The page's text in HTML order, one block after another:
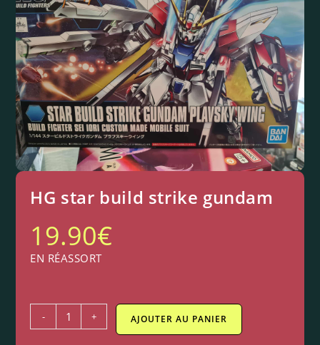
HG star build strike gundam
19.90€
EN RÉASSORT
- + AJOUTER AU PANIER